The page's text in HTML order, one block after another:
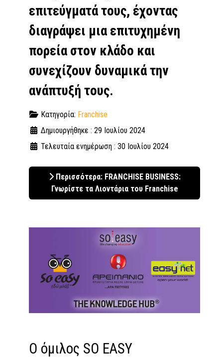
επιτεύγματά τους, έχοντας
διαγράψει μια επιτυχημένη
πορεία στον κλάδο και
συνεχίζουν δυναμικά την
ανάπτυξή τους.
Κατηγορία: Franchise
Δημιουργήθηκε : 29 Ιουλίου 2024
Τελευταία ενημέρωση : 30 Ιουλίου 2024
Περισσότερα: FRANCHISE BUSINESS:
Γνωρίστε τα Λιοντάρια του Franchise
Ο όμιλος SO EASY